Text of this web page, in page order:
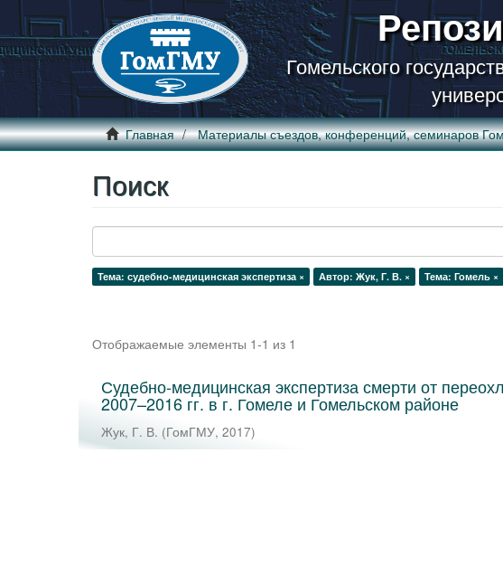
Гомельского
Главная Материалы съездов, конференций, семинаров
Поиск
Тема: судебно-медицинская экспертиза × Автор: Жук, Г. В. × Тема: Гомель ×
Отображаемые элементы 1-1 из 1
Судебно-медицинская экспертиза смерти от
2007–2016 гг. в г. Гомеле и Гомельском районе
Жук, Г. В. (ГомГМУ, 2017)